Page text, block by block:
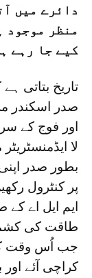
دائرے میں
منظر موجود
کیے جا رہے
صدر اسکندر
اور فوج کے
لا
بطور صدر
پر کنٹرول
ایم ایل اے کے
طاقت کی
جب اُس وقت کے
کراچی آئے